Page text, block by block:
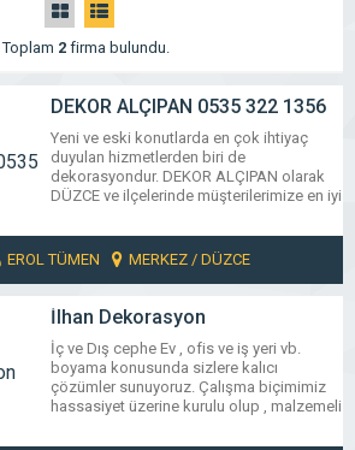
Toplam 2firma bulundu.
DEKOR ALÇIPAN 0535 322 1356
Yeni ve eski konutlarda en çok ihtiyaç
duyulan hizmetlerden biri de
dekorasyondur. DEKOR ALÇIPAN olarak
DÜZCE ve ilçelerinde müşterilerimize en iyi
memnuniyetlerini sağlamaya devam
ediyoruz. Hizmetlerimizden bazıları; –
Yapı inşaat, – Yapı dekorasyon, – Dış
dekorasyon, – Dekorasyon tadilat, – Isı
yalıtımı, – Ses yalıtımı, – Dış cephe
EROL TÜMEN MERKEZ / DÜZCE
İlhan Dekorasyon
İç ve Dış cephe Ev , ofis ve iş yeri vb.
boyama konusunda sizlere kalıcı
çözümler sunuyoruz. Çalışma biçimimiz
hassasiyet üzerine kurulu olup , malzemeli
ivedi şekilde yapıyoruz. Bu işte önemli